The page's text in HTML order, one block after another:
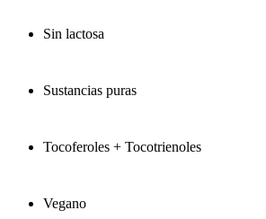
Sin lactosa
Sustancias puras
Tocoferoles + Tocotrienoles
Vegano